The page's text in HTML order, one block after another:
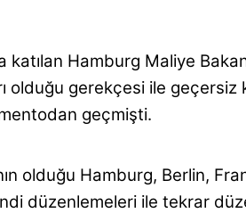
Hamburg Maliye
olduğu gerekçesi ile
geçmişti.
olduğu Hamburg, Berlin,
düzenlemeleri ile tekrar